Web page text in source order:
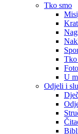
Tko smo
Tko
U
Odjeli i